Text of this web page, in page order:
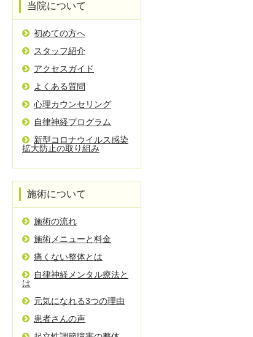
当院について
初めての方へ
スタッフ紹介
アクセスガイド
よくある質問
心理カウンセリング
自律神経プログラム
新型コロナウイルス感染
拡大防止の取り組み
施術について
施術の流れ
施術メニューと料金
痛くない整体とは
自律神経メンタル療法と
は
元気になれる3つの理由
患者さんの声